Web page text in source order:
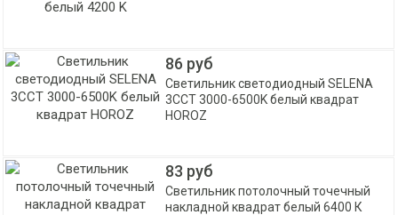
86 руб
Светильник светодиодный SELENA
3CCT 3000-6500K белый квадрат
HOROZ
83 руб
Светильник потолочный точечный
накладной квадрат белый 6400 К